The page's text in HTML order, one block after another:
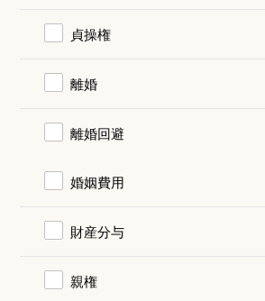
貞操権
離婚
離婚回避
婚姻費用
財産分与
親権